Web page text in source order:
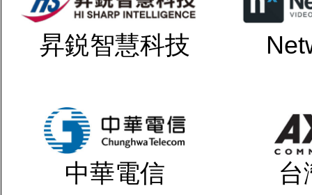
昇鋭智慧科技
中華電信 台